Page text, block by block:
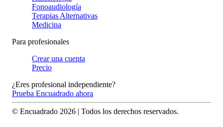
Fonoaudiología
Terapias Alternativas
Medicina
Para profesionales
Crear una cuenta
Precio
¿Eres profesional independiente?
Prueba Encuadrado ahora
© Encuadrado 2026 | Todos los derechos reservados.